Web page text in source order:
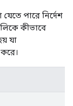
পারে নির্দেশ
কীভাবে
যা